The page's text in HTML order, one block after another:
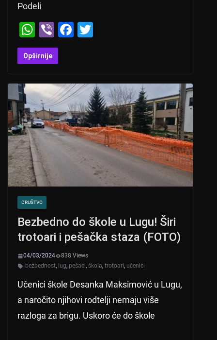
Podeli
W
h
at
A
p
p
Vi
b
er
F
b
o
o
k
Opširnije
DRUŠTVO
Bezbedno do škole u Lugu! Širi
trotoari i pešačka staza (FOTO)
04/03/2024
838 Views
bezbednost, lug, pešaci, škola, trotoari, učenici
Učenici škole Desanka Maksimović u Lugu,
a naročito njihovi rodtelji nemaju više
razloga za brigu. Uskoro će do škole